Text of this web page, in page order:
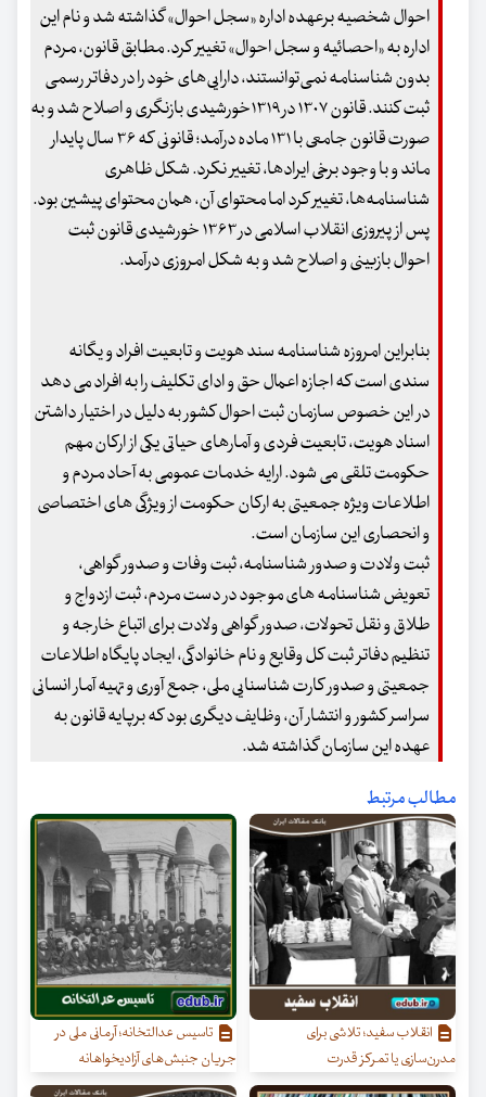
احوال شخصیه برعهده اداره «سجل احوال» گذاشته شد و نام این
اداره به «احصائیه و سجل احوال» تغییر کرد. مطابق قانون، مردم
بدون شناسنامه نمی‌توانستند، دارایی‌های خود را در دفاتر رسمی
ثبت کنند. قانون ۱۳۰۷ در ۱۳۱۹خورشیدی بازنگری و اصلاح شد و به
صورت قانون جامعی با ۱۳۱ ماده درآمد؛ قانونی که ۳۶ سال پایدار
ماند و با وجود برخی ایرادها، تغییر نکرد. شکل ظاهری
شناسنامه‌ها، تغییر کرد اما محتوای آن، همان محتوای پیشین بود.
پس از پیروزی انقلاب اسلامی در ۱۳۶۳ خورشیدی قانون ثبت
احوال بازبینی و اصلاح شد و به شکل امروزی درآمد.
بنابراین امروزه شناسنامه سند هویت و تابعیت افراد و یگانه
سندی است که اجازه اعمال حق و ادای تکلیف را به افراد می دهد
در این خصوص سازمان ثبت احوال کشور به دلیل در اختیار داشتن
اسناد هویت، تابعیت فردی و آمارهای حیاتی یکی از ارکان مهم
حکومت تلقی می شود. ارایه خدمات عمومی به آحاد مردم و
اطلاعات ویژه جمعیتی به ارکان حکومت از ویژگی های اختصاصی
و انحصاری این سازمان است.
ثبت ولادت و صدور شناسنامه، ثبت وفات و صدور گواهی،
تعویض شناسنامه های موجود در دست مردم، ثبت ازدواج و
طلاق و نقل تحولات، صدور گواهی ولادت برای اتباع خارجه و
تنظیم دفاتر ثبت کل وقایع و نام خانوادگی، ایجاد پایگاه اطلاعات
جمعیتی و صدور کارت شناسنایی ملی، جمع آوری و تهیه آمار انسانی
سراسر کشور و انتشار آن، وظایف دیگری بود که برپایه قانون به
عهده این سازمان گذاشته شد.
مطالب مرتبط
انقلاب سفید؛ تلاشی برای
مدرن‌سازی یا تمرکز قدرت
تاسیس عدالتخانه؛ آرمانی ملی در
جریان جنبش‌های آزادیخواهانه